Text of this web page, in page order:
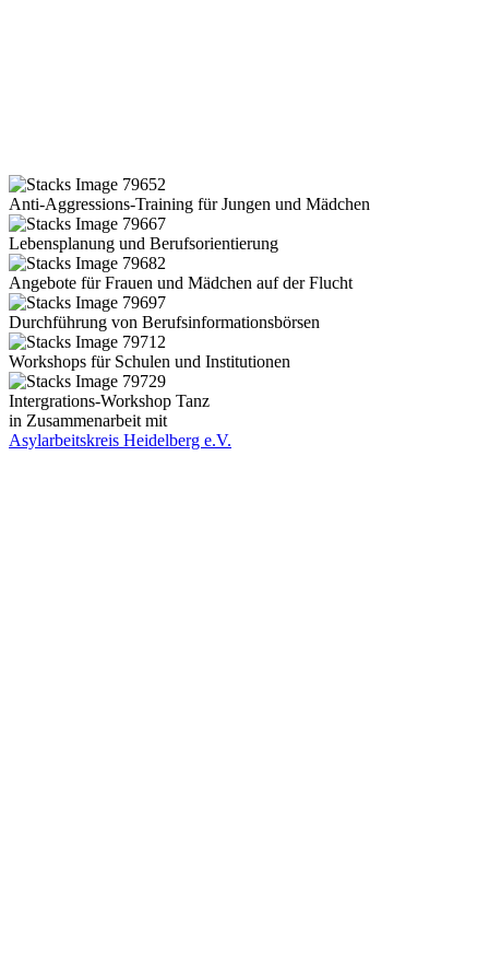
Anti-Aggressions-Training für Jungen und Mädchen
Lebensplanung und Berufsorientierung
Angebote für Frauen und Mädchen auf der Flucht
Durchführung von Berufsinformationsbörsen
Workshops für Schulen und Institutionen
Intergrations-Workshop Tanz
in Zusammenarbeit mit
Asylarbeitskreis Heidelberg e.V.